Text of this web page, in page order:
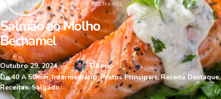
HOME\\ SALMÃO AO MOLHO BECHAMEL
Salmão ao Molho
Bechamel
Outubro 29, 2024
Tiberio
De 40 A 50min,Intermediário,Pratos Principais,Receita Destaque,
Receitas,Salgado